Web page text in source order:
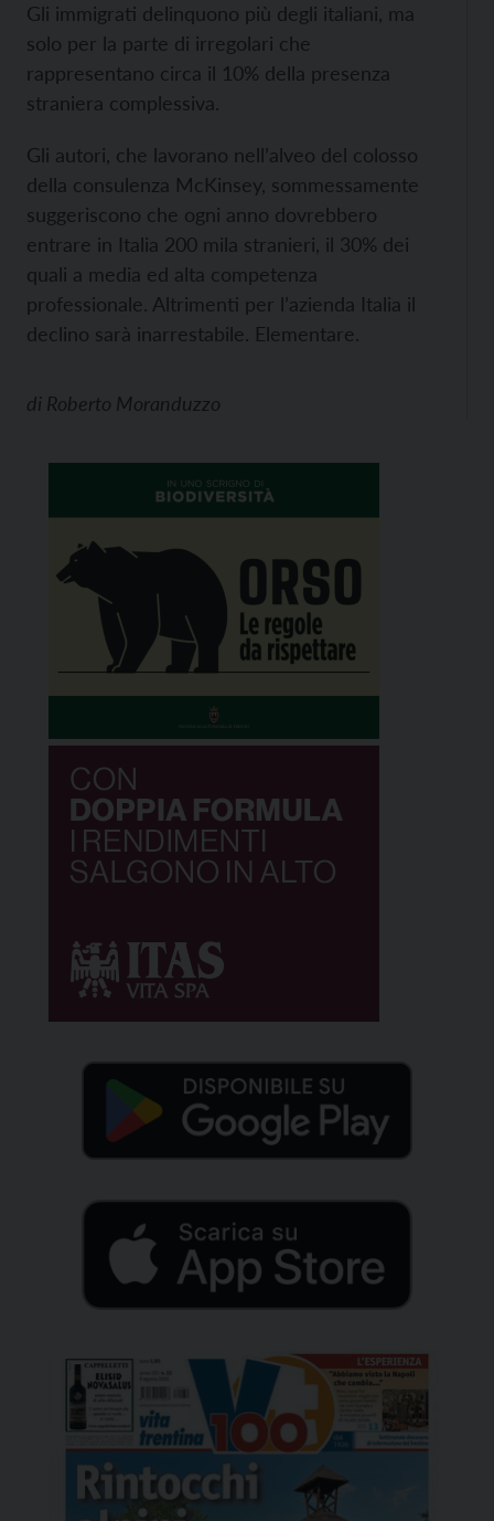
Gli immigrati delinquono più degli italiani, ma
solo per la parte di irregolari che
rappresentano circa il 10% della presenza
straniera complessiva.
Gli autori, che lavorano nell’alveo del colosso
della consulenza McKinsey, sommessamente
suggeriscono che ogni anno dovrebbero
entrare in Italia 200 mila stranieri, il 30% dei
quali a media ed alta competenza
professionale. Altrimenti per l’azienda Italia il
declino sarà inarrestabile. Elementare.
di Roberto Moranduzzo